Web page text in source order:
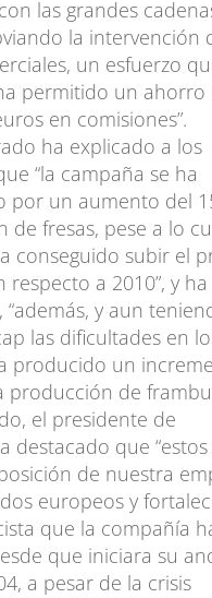
las grandes
la intervención
un esfuerzo
permitido un ahorro
en comisiones”.
ha explicado a los
“la campaña se ha
por un aumento del
de fresas, pese a lo
conseguido subir el
respecto a 2010”, y ha
y aun
las dificultades en
producido un
producción de
el presidente de
destacado que
de nuestra
europeos y
que la compañía
que iniciara su
a pesar de la crisis